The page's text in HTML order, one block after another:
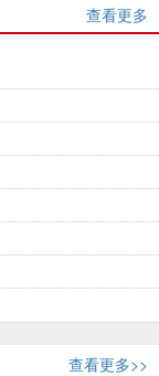
查看更多
查看更多>>